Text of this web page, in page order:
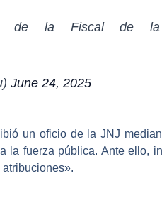
de la Fiscal de la
June 24, 2025
un oficio de la JNJ
la fuerza pública. Ante ello,